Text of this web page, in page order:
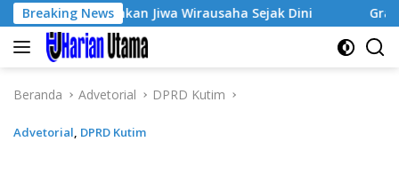
Langsung
ke
konten
Breaking NewsJiwa Wirausaha Sejak Dini GratisPol
Beranda Advetorial DPRD Kutim
Advetorial, DPRD Kutim